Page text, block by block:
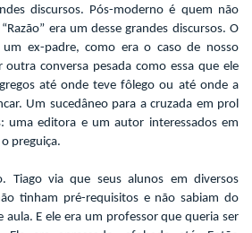
discursos. Pós-moderno é quem não
era um desse grandes discursos. O
ex-padre, como era o caso de nosso
outra conversa pesada como essa que ele
até onde teve fôlego ou até onde a
Um sucedâneo para a cruzada em prol
uma editora e um autor interessados em
preguiça.
Tiago via que seus alunos em diversos
tinham pré-requisitos e não sabiam do
aula. E ele era um professor que queria ser